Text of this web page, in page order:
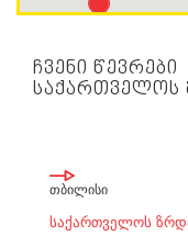
ᲩᲕᲔᲜᲘ ᲬᲔᲕᲠᲔᲑᲘ
ᲡᲐᲥᲐᲠᲗᲕᲔᲚᲝᲡ
თბილისი
ᲡᲐᲥᲐᲠᲗᲕᲔᲚᲝᲡ